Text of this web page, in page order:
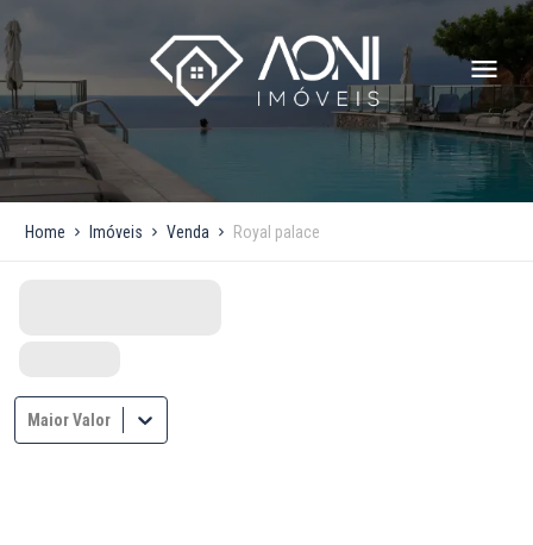
Home Imóveis Venda Royal palace
Maior Valor